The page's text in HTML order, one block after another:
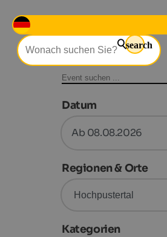
search
Event-Filter
Datum
Ab 08.08.2026
Regionen & Orte
Kategorien